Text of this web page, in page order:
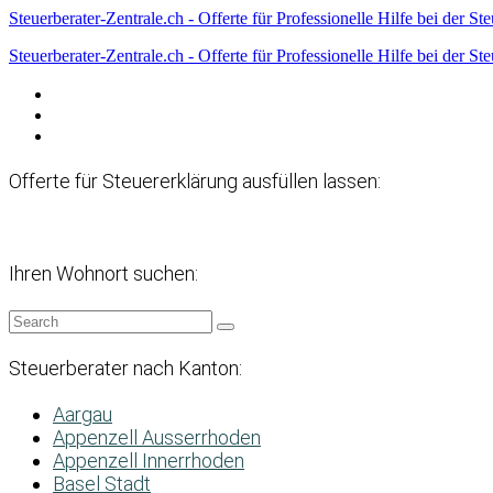
Steuerberater-Zentrale.ch - Offerte für Professionelle Hilfe bei der
Steuerberater-Zentrale.ch - Offerte für Professionelle Hilfe bei der
Offerte für Steuererklärung ausfüllen lassen:
Ihren Wohnort suchen:
Steuerberater nach Kanton:
Aargau
Appenzell Ausserrhoden
Appenzell Innerrhoden
Basel Stadt